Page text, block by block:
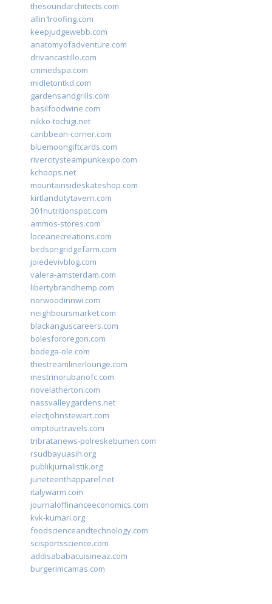
thesoundarchitects.com
allin1roofing.com
keepjudgewebb.com
anatomyofadventure.com
drivancastillo.com
cmmedspa.com
midletontkd.com
gardensandgrills.com
basilfoodwine.com
nikko-tochigi.net
caribbean-corner.com
bluemoongiftcards.com
rivercitysteampunkexpo.com
kchoops.net
mountainsideskateshop.com
kirtlandcitytavern.com
301nutritionspot.com
ammos-stores.com
loceanecreations.com
birdsongridgefarm.com
joiedevivblog.com
valera-amsterdam.com
libertybrandhemp.com
norwoodinnwi.com
neighboursmarket.com
blackanguscareers.com
bolesfororegon.com
bodega-ole.com
thestreamlinerlounge.com
mestrinorubanofc.com
novelatherton.com
nassvalleygardens.net
electjohnstewart.com
omptourtravels.com
tribratanews-polreskebumen.com
rsudbayuasih.org
publikjurnalistik.org
juneteenthapparel.net
italywarm.com
journaloffinanceeconomics.com
kvk-kumari.org
foodscienceandtechnology.com
scisportsscience.com
addisababacuisineaz.com
burgerimcamas.com